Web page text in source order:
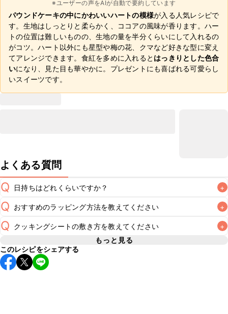
※ユーザーの声をAIが自動で要約しています
パウンドケーキの中にかわいいハートの模様が入る人気レシピで
す。生地はしっとりと柔らかく、ココアの風味が香ります。ハー
トの位置は難しいものの、生地の量を半分くらいにして入れるの
がコツ。ハート以外にも星型や梅の花、クマなど好きな型に変え
てアレンジできます。食紅を多めに入れると はっきりとした色合
いになり、見た目も華やかに。プレゼントにも喜ばれる可愛らし
いスイーツです。
よくある質問
Q 日持ちはどれくらいですか？ +
A
保存期間は常温で2~3日が目安です。なるべくお早めにお召
こちらの注意事項をご確認の上、正し
Q おすすめのラッピング方法を教えてください +
A
Q クッキングシートの敷き方を教えてください +
A こちら
もっと見る
このレシピをシェアする